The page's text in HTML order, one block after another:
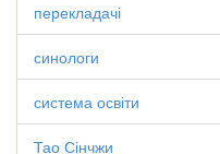
перекладачі
синологи
система освіти
Тао Сінчжи